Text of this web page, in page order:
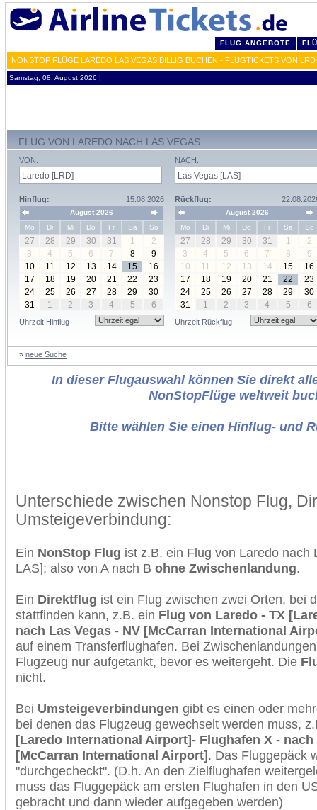
FLUG ANGEBOTE
NONSTOP FLÜGE LAREDO LAS VEGAS BILLIG BUCHEN - FLUGTICKETS VON
Samstag, 08. August 2026 ¦
FLUG VON LAREDO NACH LAS VEGAS
VON:
Hinflug: 15.08.2026
August 2026
Mo
Di Mi Do Fr Sa So
27 28 29 30 31 1
2
3
4 5 6 7 8
9
10
11 12 13 14 15
16
17
18 19 20 21 22
23
24
25 26 27 28 29
30
31
1 2 3 4 5 6
Uhrzeit Hinflug
NACH:
Rückflug:
August 2026
Mo
Di Mi Do Fr Sa So
27 28 29 30 31 1
2
3
4 5 6 7 8
9
10
11 12 13 14 15
16
17
18 19 20 21 22
23
24
25 26 27 28 29
30
31
1 2 3 4 5 6
Uhrzeit Rückflug
» neue Suche
In dieser Flugauswahl können Sie direkt
NonStopFlüge weltweit
Bitte wählen Sie einen Hinflug- und
Unterschiede zwischen Nonstop Flug,
Umsteigeverbindung:
Ein NonStop Flug ist z.B. ein Flug von Laredo nach
LAS]; also von A nach B ohne Zwischenlandung.
Ein Direktflug ist ein Flug zwischen zwei Orten, bei
stattfinden kann, z.B. ein Flug von Laredo - TX
nach Las Vegas - NV [McCarran International
auf einem Transferflughafen. Bei
Flugzeug nur aufgetankt, bevor es weitergeht. Die
nicht.
Bei Umsteigeverbindungen gibt es einen oder
bei denen das Flugzeug gewechselt werden muss,
[Laredo International Airport]- Flughafen X - nach
[McCarran International Airport]. Das Fluggepäck
"durchgecheckt". (D.h. An den Zielflughafen
muss das Fluggepäck am ersten Flughafen in den
gebracht und dann wieder aufgegeben werden)